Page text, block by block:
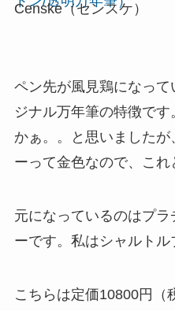
Censke（センスケ）
ペン先が風見鶏になって
ジナル万年筆の特徴で
かぁ。。と思いました
ーって金色なので、これ
元になっているのはプ
ーです。私はシャルトル
こちらは定価10800円（